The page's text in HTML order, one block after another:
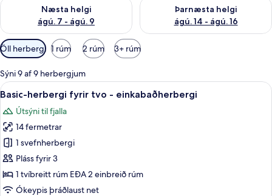
Næsta helgi
ágú. 7 - ágú. 9
Þarnæsta helgi
ágú. 14 - ágú. 16
Síur
í
boði
fyrir
herbergi
Öll herbergi 1 rúm 2 rúm 3+ rúm
Sýni 9 af 9 herbergjum
Skoða
allar
myndir
fyrir
Basic-
herbergi
fyrir
tvo
Basic-herbergi fyrir tvo -
15
Basic-herbergi fyrir tvo - einkabaðherbergi
Útsýni til fjalla
14 fermetrar
1 svefnherbergi
Pláss fyrir 3
1 tvíbreitt rúm EÐA 2 einbreið rúm
Ókeypis þráðlaust net